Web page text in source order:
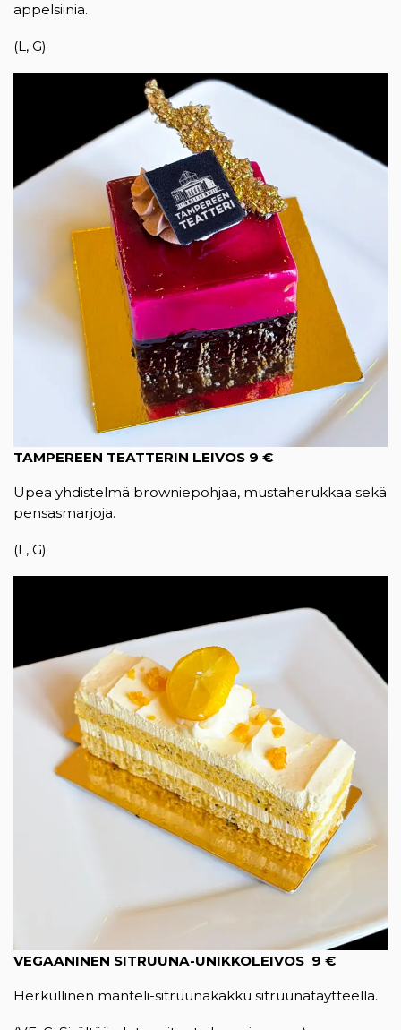
appelsiinia.
(L, G)
TAMPEREEN TEATTERIN LEIVOS 9 €
Upea yhdistelmä browniepohjaa, mustaherukkaa sekä
pensasmarjoja.
(L, G)
VEGAANINEN SITRUUNA-UNIKKOLEIVOS 9 €
Herkullinen manteli-sitruunakakku sitruunatäytteellä.